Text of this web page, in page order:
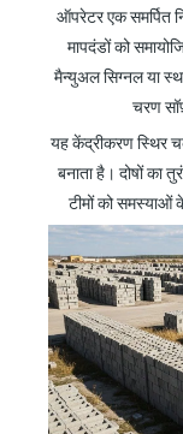
ऑपरेटर एक समर्पित
मापदंडों को
मैन्युअल सिग्नल या
चरण
यह केंद्रीकरण स्थिर
बनाता है। दोषों का
टीमों को समस्याओं